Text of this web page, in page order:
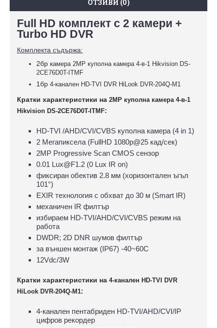
ОТЗИВИ (0)
Full HD комплект с 2 камери +
Turbo HD DVR
Комплекта съдържа:
2бр камера 2MP куполна камера 4-в-1 Hikvision DS-
2CE76D0T-ITMF
1бр 4-канален HD-TVI DVR HiLook DVR-204Q-M1
Кратки характеристики на 2MP куполна камера 4-в-1
Hikvision DS-2CE76D0T-ITMF:
HD-TVI /AHD/CVI/CVBS куполна камера (4 in 1)
2 Мегапиксела (FullHD 1080p@25 кад/сек)
2MP Progressive Scan CMOS сензор
0.01 Lux@F1.2 (0 Lux IR on)
фиксиран обектив 2.8 мм (хоризонтален ъгъл
101°)
EXIR технология с обхват до 30 м (Smart IR)
механичен IR филтър
избираем HD-TVI/AHD/CVI/CVBS режим на
работа
DWDR; 2D DNR шумов филтър
за външен монтаж (IP67) -40~60C
12Vdc/3W
Кратки характеристики на 4-канален HD-TVI DVR
HiLook DVR-204Q-M1:
4-канален пентабриден HD-TVI/AHD/CVI/IP
цифров рекордер